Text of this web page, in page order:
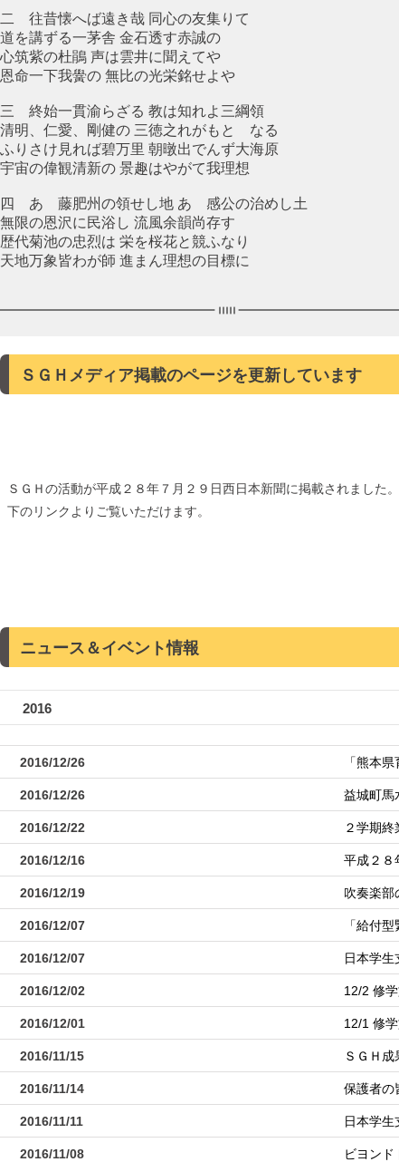
二 往昔懐へば遠き哉 同心の友集りて
道を講ずる一茅舎 金石透す赤誠の
心筑紫の杜鵑 声は雲井に聞えてや
恩命一下我黌の 無比の光栄銘せよや
三 終始一貫渝らざる 教は知れよ三綱領
清明、仁愛、剛健の 三徳之れがもとゝなる
ふりさけ見れば碧万里 朝暾出でんず大海原
宇宙の偉観清新の 景趣はやがて我理想
四 あゝ藤肥州の領せし地 あゝ感公の治めし土
無限の恩沢に民浴し 流風余韻尚存す
歴代菊池の忠烈は 栄を桜花と競ふなり
天地万象皆わが師 進まん理想の目標に
ＳＧＨメディア掲載のページを更新しています
ＳＧＨの活動が平成２８年７月２９日西日本新聞に掲載されました。
下のリンクよりご覧いただけます。
ニュース＆イベント情報
2016
2016/12/26 「熊本
2016/12/26 益城町馬
2016/12/22 ２学期終
2016/12/16 平成２８
2016/12/19 吹奏楽部
2016/12/07 「給付
2016/12/07 日本学
2016/12/02 12/2 修
2016/12/01 12/1 修
2016/11/15 ＳＧＨ
2016/11/14 保護者
2016/11/11 日本学
2016/11/08 ビヨン